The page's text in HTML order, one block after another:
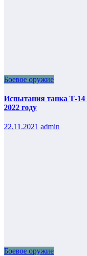
Боевое оружие
Испытания танка Т-
2022 году
22.11.2021 admin
Боевое оружие